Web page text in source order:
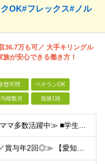
OK#フレックス#ノル
36.7万も可／ 大手キリングル
族が安心できる働き方！
歴不問 ベテランOK
複数月 面接1回
≪ブランクOK！パパ・ママ多数活躍中≫ ■学生時代を含め、アルバイトや社員として顧客折衝のご経験がある方 ■学歴不問 ～こんな方を歓迎します～ □安定した職場で長く働きたい方 □しっかり稼いで自分の
≪月収36万円も可能！／賞与年2回◎≫ 【愛知】★月収36.7万円も可能 月給32万7000円～＋賞与年2回＋各種手当 【大阪・兵庫・新潟】★月収34.7万円も可能 月給30万7000円～＋賞与年